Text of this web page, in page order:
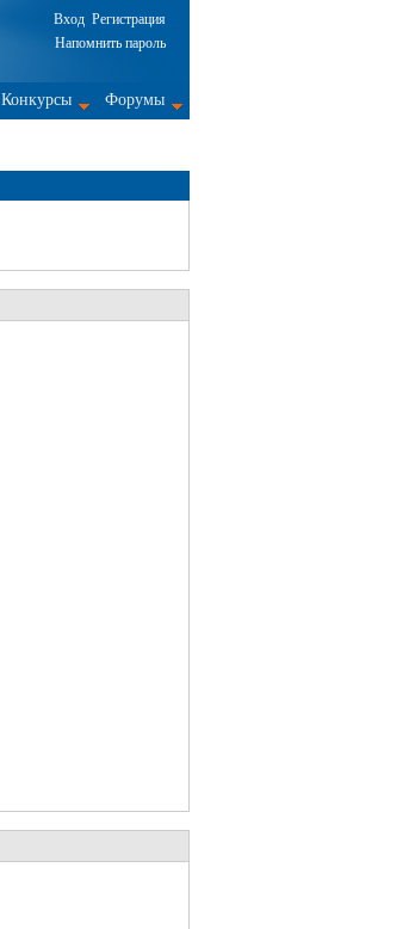
Вход Регистрация
Напомнить пароль
Конкурсы Форумы